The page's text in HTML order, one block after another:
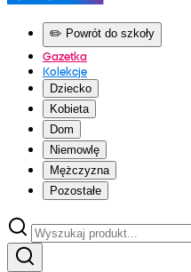
✏️ Powrót do szkoły
Gazetka
Kolekcje
Dziecko
Kobieta
Dom
Niemowlę
Mężczyzna
Pozostałe